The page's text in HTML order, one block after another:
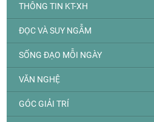
THÔNG TIN KT-XH
ĐỌC VÀ SUY NGẪM
SỐNG ĐẠO MỖI NGÀY
VĂN NGHỆ
GÓC GIẢI TRÍ